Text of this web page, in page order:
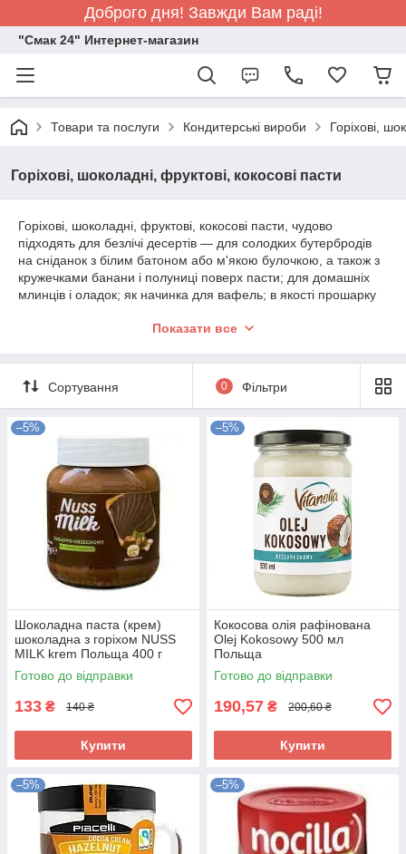
Доброго дня! Завжди Вам раді!
"Смак 24" Интернет-магазин
Товари та послуги Кондитерські вироби Горіхові,
Горіхові, шоколадні, фруктові, кокосові пасти
Горіхові, шоколадні, фруктові, кокосові пасти, чудово
підходять для безлічі десертів — для солодких бутербродів
на сніданок з білим батоном або м'якою булочкою, а також з
кружечками банани і полуниці поверх пасти; для домашніх
млинців і оладок; як начинка для вафель; в якості прошарку
Показати все
Сортування 0 Фільтри
–5%
Шоколадна паста (крем)
шоколадна з горіхом NUSS
MILK krem Польща 400 г
Готово до відправки
133 ₴ 140 ₴
Купити
–5%
Кокосова олія рафінована
Olej Kokosowy 500 мл
Польща
Готово до відправки
190,57 ₴ 200,60 ₴
Купити
–5% –5%